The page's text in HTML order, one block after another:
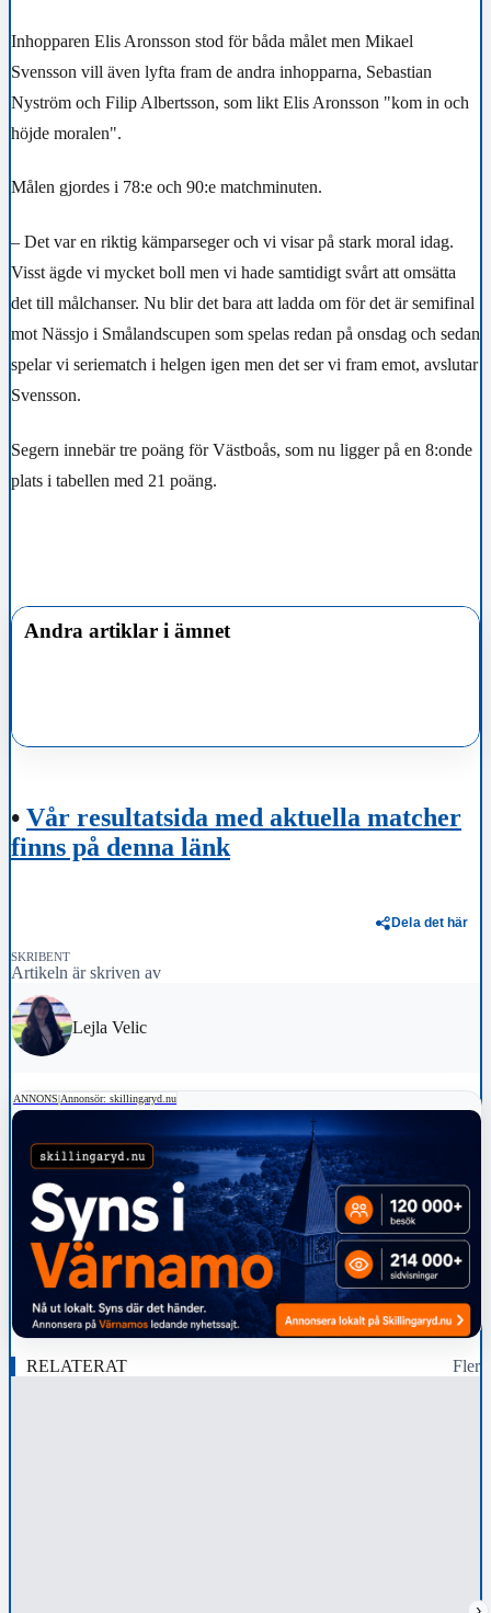
Inhopparen Elis Aronsson stod för båda målet men Mikael
Svensson vill även lyfta fram de andra inhopparna, Sebastian
Nyström och Filip Albertsson, som likt Elis Aronsson "kom in och
höjde moralen".
Målen gjordes i 78:e och 90:e matchminuten.
– Det var en riktig kämparseger och vi visar på stark moral idag.
Visst ägde vi mycket boll men vi hade samtidigt svårt att omsätta
det till målchanser. Nu blir det bara att ladda om för det är semifinal
mot Nässjo i Smålandscupen som spelas redan på onsdag och sedan
spelar vi seriematch i helgen igen men det ser vi fram emot, avslutar
Svensson.
Segern innebär tre poäng för Västboås, som nu ligger på en 8:onde
plats i tabellen med 21 poäng.
Andra artiklar i ämnet
• Vår resultatsida med aktuella matcher
finns på denna länk
Dela det här
SKRIBENT
Artikeln är skriven av
Lejla Velic
ANNONS|Annonsör: skillingaryd.nu
RELATERAT Fler